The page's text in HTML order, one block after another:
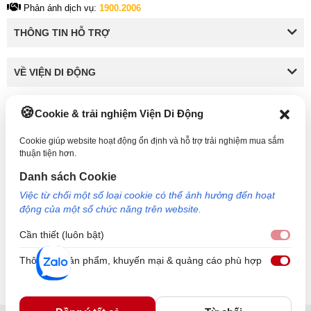
Cookie & trải nghiệm Viện Di Động
Cookie giúp website hoạt động ổn định và hỗ trợ trải nghiệm mua sắm
thuận tiện hơn.
Danh sách Cookie
Việc từ chối một số loại cookie có thể ảnh hưởng đến hoạt
động của một số chức năng trên website.
Cần thiết (luôn bật)
Thông tin sản phẩm, khuyến mại & quảng cáo phù hợp
Thông tin khác
Phản ánh dịch vụ: 1900.2006
THÔNG TIN HỖ TRỢ
VỀ VIỆN DI ĐỘNG
KẾT NỐI VỚI VIỆN DI ĐỘNG
Định, TP HCM. Mã số doanh nghiệp: 0317265132 - Ngày cấp: 25/04/2022 - Nơi cấp: Sở
kế hoạch và đầu tư TP Hồ Chí Minh. Giám đốc: Nguyễn Ngọc Ngân. Hotline: 1800.6729
(miễn phí) - Email: cskh@viendidong.com - Bản quyền thuộc về Viện Di Động.